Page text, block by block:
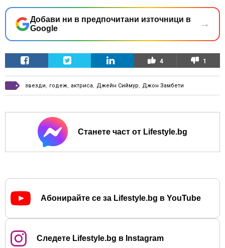
Добави ни в предпочитани източници в
Google
→
4 1
звезди, годеж, актриса, Джейн Сиймур, Джон Замбети
Станете част от Lifestyle.bg
Абонирайте се за Lifestyle.bg в YouTube
Следете Lifestyle.bg в Instagram